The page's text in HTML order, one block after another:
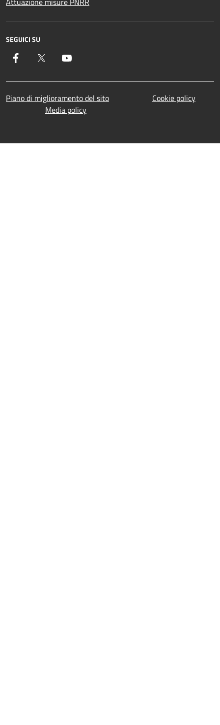
SEGUICI SU
Facebook Twitter
Piano di miglioramento del sito
Cookie policy
Media policy